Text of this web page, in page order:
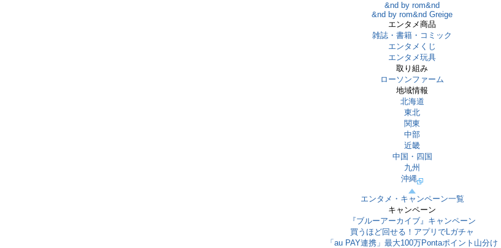
&nd by rom&nd
&nd by rom&nd Greige
エンタメ商品
雑誌・書籍・コミック
エンタメくじ
エンタメ玩具
取り組み
ローソンファーム
地域情報
北海道
東北
関東
中部
近畿
中国・四国
九州
沖縄
エンタメ・キャンペーン一覧
キャンペーン
『ブルーアーカイブ』キャンペーン
買うほど回せる！アプリでLガチャ
「au PAY連携」最大100万Pontaポイント山分け